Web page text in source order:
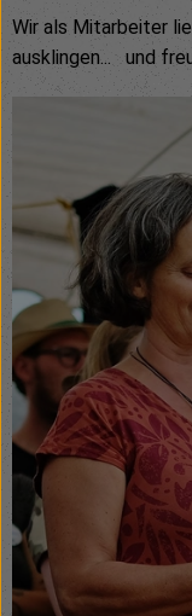
Wir als Mitarbeiter
ausklingen... und